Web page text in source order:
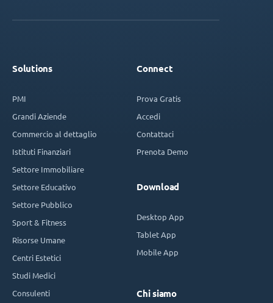
Solutions
PMI
Grandi Aziende
Commercio al dettaglio
Istituti Finanziari
Settore Immobiliare
Settore Educativo
Settore Pubblico
Sport & Fitness
Risorse Umane
Centri Estetici
Studi Medici
Consulenti
Connect
Prova Gratis
Accedi
Contattaci
Prenota Demo
Download
Desktop App
Tablet App
Mobile App
Chi siamo